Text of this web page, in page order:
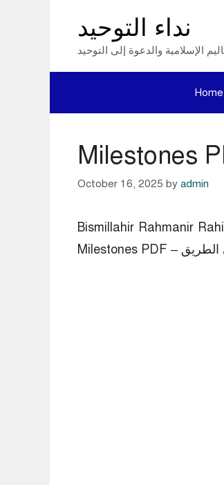
نداء التوحيد
Home
October 16, 2025 by admin
Bismillahir Rahmanir